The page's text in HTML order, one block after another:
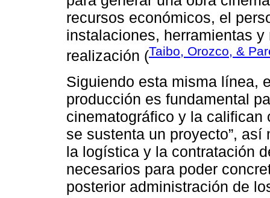
recursos económicos, el
instalaciones, herramientas
realización (Taibo, Orozco, &
Siguiendo esta misma línea,
producción es fundamental
cinematográfico y la califican
se sustenta un proyecto”,
la logística y la contratación
necesarios para poder
posterior administración de